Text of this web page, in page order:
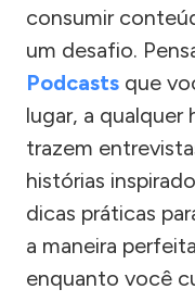
consumir
um desafio.
Podcasts que
lugar, a qualquer
trazem
histórias
dicas práticas
a maneira
enquanto você